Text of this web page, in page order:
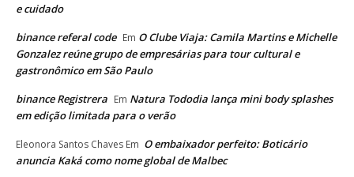
e cuidado
binance referal code Em O Clube Viaja: Camila Martins e Michelle
Gonzalez reúne grupo de empresárias para tour cultural e
gastronômico em São Paulo
binance Registrera Em Natura Tododia lança mini body splashes
em edição limitada para o verão
Eleonora Santos Chaves Em O embaixador perfeito: Boticário
anuncia Kaká como nome global de Malbec